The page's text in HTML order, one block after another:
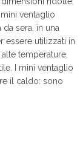
ventaglio
sera, in una
essere utilizzati in
temperature,
I mini ventaglio
il caldo: sono